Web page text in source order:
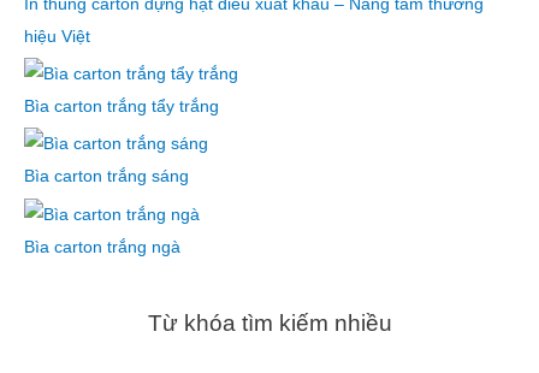
In thùng carton đựng hạt điều xuất khẩu – Nâng tầm thương
hiệu Việt
Bìa carton trắng tẩy trắng
Bìa carton trắng sáng
Bìa carton trắng ngà
Từ khóa tìm kiếm nhiều